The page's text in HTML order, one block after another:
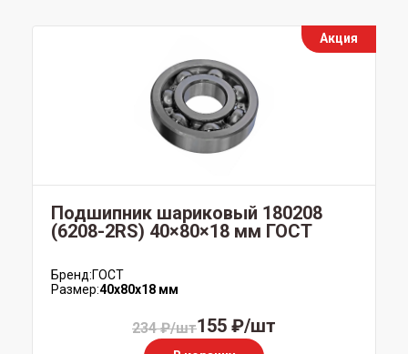
Акция
Подшипник шариковый 180208
(6208-2RS) 40×80×18 мм ГОСТ
Бренд:ГОСТ
Размер:40x80x18 мм
234 ₽/шт155 ₽/шт